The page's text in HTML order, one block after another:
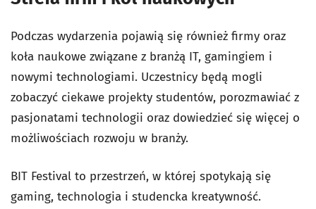
Podczas wydarzenia pojawią się również firmy oraz
koła naukowe związane z branżą IT, gamingiem i
nowymi technologiami. Uczestnicy będą mogli
zobaczyć ciekawe projekty studentów, porozmawiać z
pasjonatami technologii oraz dowiedzieć się więcej o
możliwościach rozwoju w branży.
BIT Festival to przestrzeń, w której spotykają się
gaming, technologia i studencka kreatywność.